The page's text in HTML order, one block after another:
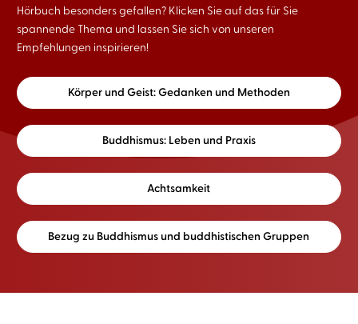
Hörbuch besonders gefallen? Klicken Sie auf das für Sie
spannende Thema und lassen Sie sich von unseren
Empfehlungen inspirieren!
Körper und Geist: Gedanken und Methoden
Buddhismus: Leben und Praxis
Achtsamkeit
Bezug zu Buddhismus und buddhistischen Gruppen